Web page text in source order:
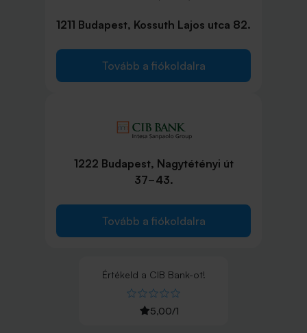
1211 Budapest, Kossuth Lajos utca 82.
Tovább a fiókoldalra
1222 Budapest, Nagytétényi út
37−43.
Tovább a fiókoldalra
Értékeld a CIB Bank-ot!
5,00/1